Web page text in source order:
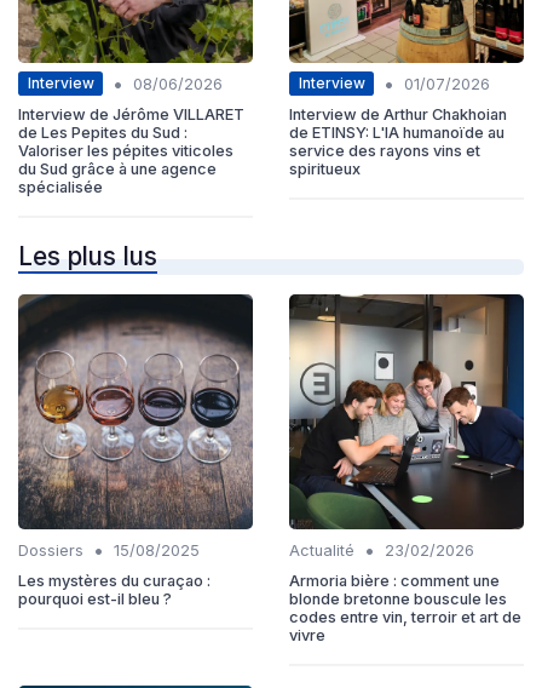
Interview •
08/06/2026
Interview de Jérôme VILLARET
de Les Pepites du Sud :
Valoriser les pépites viticoles
du Sud grâce à une agence
spécialisée
Interview •
01/07/2026
Interview de Arthur Chakhoian
de ETINSY: L'IA humanoïde au
service des rayons vins et
spiritueux
Les plus lus
Dossiers •
15/08/2025
Les mystères du curaçao :
pourquoi est-il bleu ?
Actualité •
23/02/2026
Armoria bière : comment une
blonde bretonne bouscule les
codes entre vin, terroir et art de
vivre